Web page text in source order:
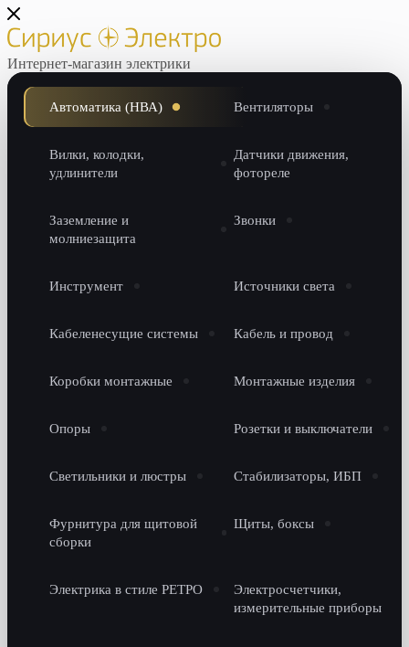
Интернет-магазин электрики
Автоматика (НВА) Вентиляторы
Вилки, колодки,
удлинители
Датчики движения,
фотореле
Заземление и
молниезащита
Звонки
Инструмент Источники света
Кабеленесущие системы Кабель и провод
Коробки монтажные Монтажные изделия
Опоры Розетки и выключатели
Светильники и люстры Стабилизаторы, ИБП
Фурнитура для щитовой
сборки
Щиты, боксы
Электрика в стиле РЕТРО
Электросчетчики,
измерительные приборы